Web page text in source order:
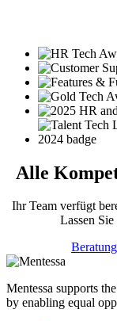
Alle
Ihr Team verfügt
Lassen
Mentessa supports
by enabling equal